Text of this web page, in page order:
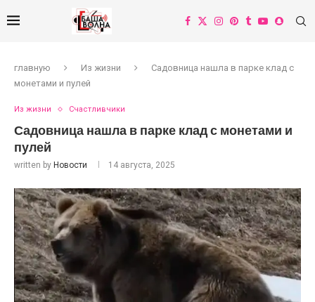
главную Из жизни
Садовница нашла в парке клад с
монетами и пулей
Из жизни Счастливчики
Садовница нашла в парке клад с монетами и
пулей
written by Новости 14 августа, 2025